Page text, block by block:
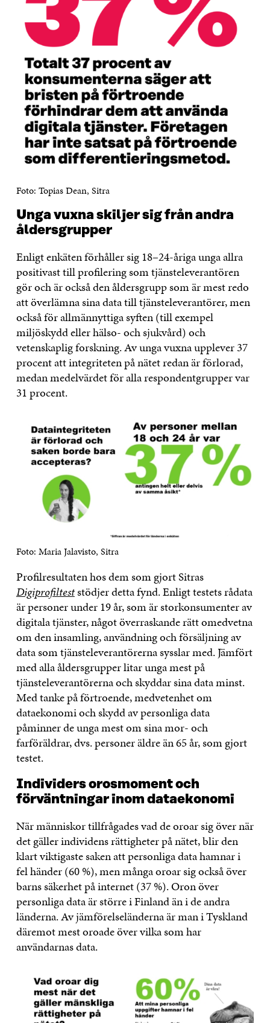
Foto: Topias Dean, Sitra
Unga vuxna skiljer sig från andra
åldersgrupper
Enligt enkäten förhåller sig 18–24-åriga unga allra
positivast till profilering som tjänsteleverantören
gör och är också den åldersgrupp som är mest redo
att överlämna sina data till tjänsteleverantörer, men
också för allmännyttiga syften (till exempel
miljöskydd eller hälso- och sjukvård) och
vetenskaplig forskning. Av unga vuxna upplever 37
procent att integriteten på nätet redan är förlorad,
medan medelvärdet för alla respondentgrupper var
31 procent.
Foto: Maria Jalavisto, Sitra
Profilresultaten hos dem som gjort Sitras
Digiprofilteststödjer detta fynd. Enligt testets rådata
är personer under 19 år, som är storkonsumenter av
digitala tjänster, något överraskande rätt omedvetna
om den insamling, användning och försäljning av
data som tjänsteleverantörerna sysslar med. Jämfört
med alla åldersgrupper litar unga mest på
tjänsteleverantörerna och skyddar sina data minst.
Med tanke på förtroende, medvetenhet om
dataekonomi och skydd av personliga data
påminner de unga mest om sina mor- och
farföräldrar, dvs. personer äldre än 65 år, som gjort
testet.
Individers orosmoment och
förväntningar inom dataekonomi
När människor tillfrågades vad de oroar sig över när
det gäller individens rättigheter på nätet, blir den
klart viktigaste saken att personliga data hamnar i
fel händer (60 %), men många oroar sig också över
barns säkerhet på internet (37 %). Oron över
personliga data är större i Finland än i de andra
länderna. Av jämförelseländerna är man i Tyskland
däremot mest oroade över vilka som har
användarnas data.